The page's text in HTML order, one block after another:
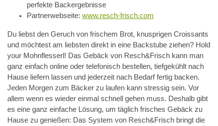
perfekte Backergebnisse
Partnerwebseite: www.resch-frisch.com
Du liebst den Geruch von frischem Brot, knusprigen Croissants
und möchtest am liebsten direkt in eine Backstube ziehen? Hold
your Mohnflesserl! Das Gebäck von Resch&Frisch kann man
ganz einfach online oder telefonisch bestellen, tiefgekühlt nach
Hause liefern lassen und jederzeit nach Bedarf fertig backen.
Jeden Morgen zum Bäcker zu laufen kann stressig sein. Vor
allem wenn es wieder einmal schnell gehen muss. Deshalb gibt
es eine ganz einfache Lösung, um täglich frisches Gebäck zu
Hause zu genießen: Das System von Resch&Frisch bringt die